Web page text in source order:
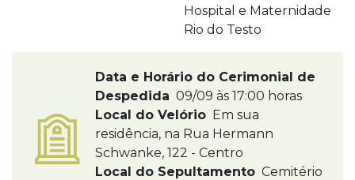
Hospital e Maternidade
Rio do Testo
Data e Horário do Cerimonial de
Despedida 09/09 às 17:00 horas
Local do Velório Em sua
residência, na Rua Hermann
Schwanke, 122 - Centro
Local do Sepultamento Cemitério